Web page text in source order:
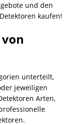
und den
kaufen!
unterteilt,
jeweiligen
Arten,